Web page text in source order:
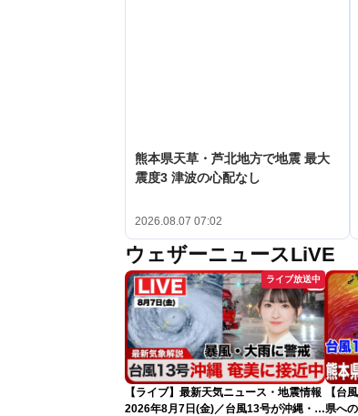
熊本県天草・芦北地方で地震 最大
震度3 津波の心配なし
2026.08.07 07:02
ウェザーニュースLiVE
ライブ放送中
【ライブ】最新天気ニュース・地震情報
2026年8月7日(金)／台風13号が沖縄・奄
【台
県へ